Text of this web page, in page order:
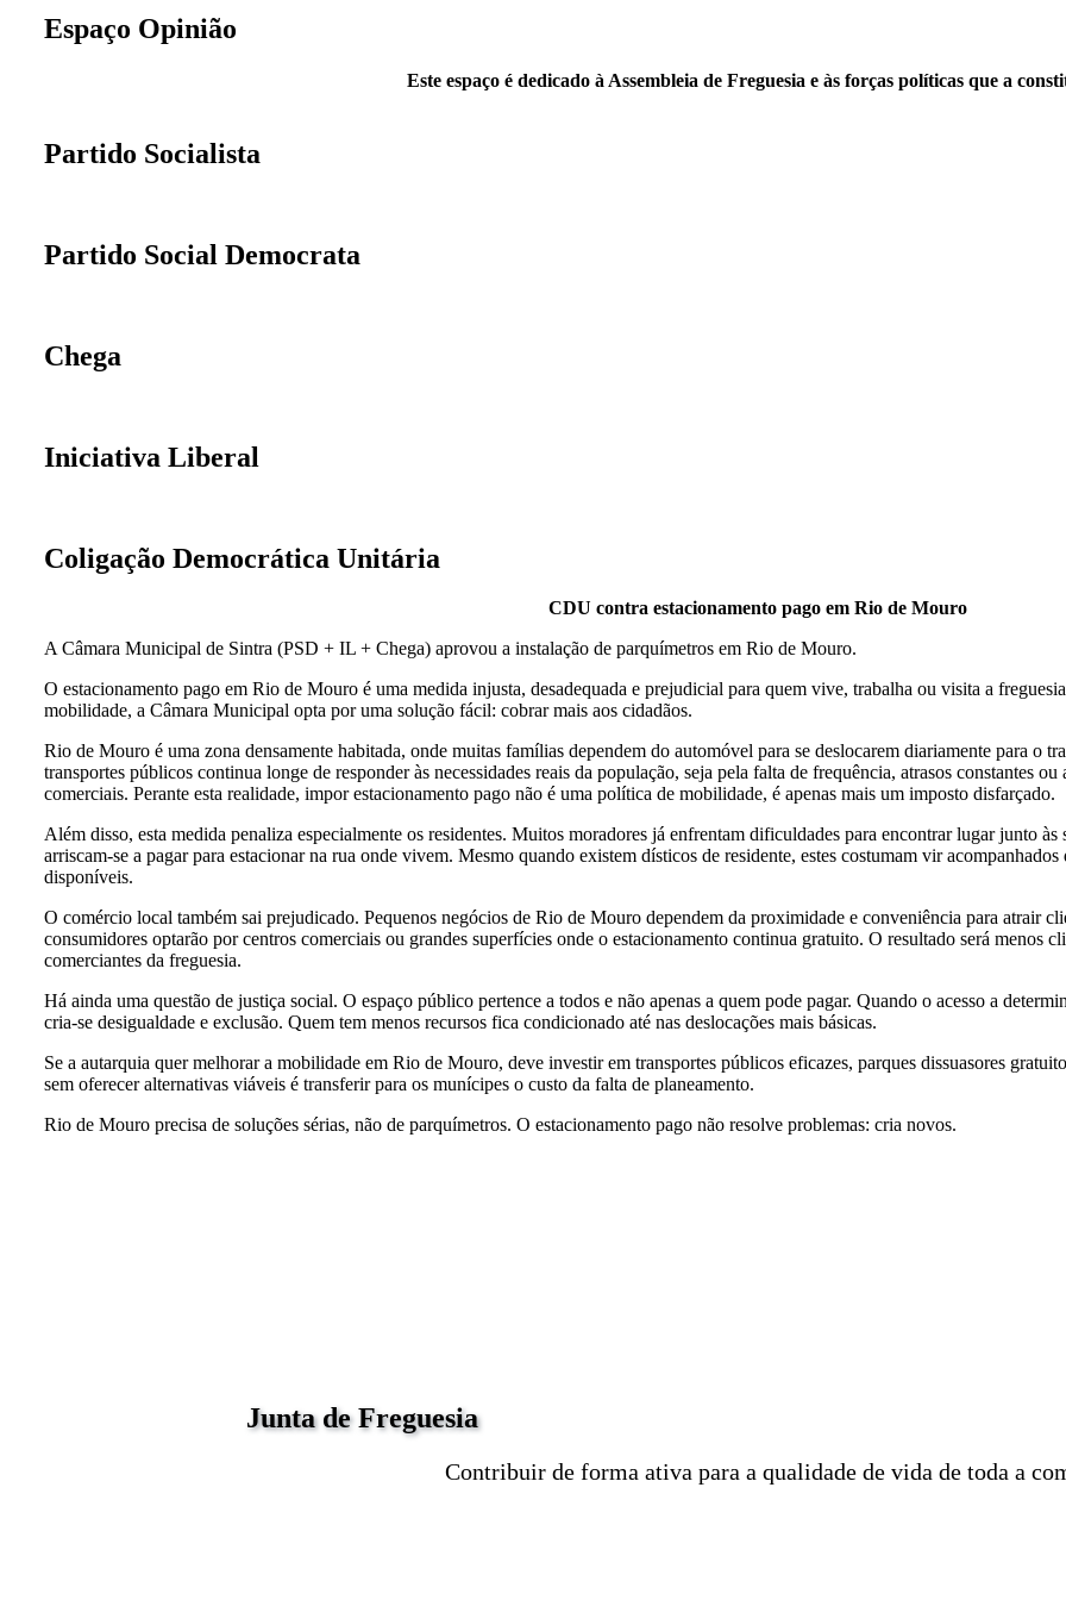
Espaço Opinião
Este espaço é dedicado à Assembleia de Freguesia e às forças políticas que a
Partido Socialista
Partido Social Democrata
Chega
Iniciativa Liberal
Coligação Democrática Unitária
CDU contra estacionamento pago em Rio de Mouro
A Câmara Municipal de Sintra (PSD + IL + Chega) aprovou a instalação de parquímetros em Rio de Mouro.
O estacionamento pago em Rio de Mouro é uma medida injusta, desadequada e prejudicial para quem vive, trabalha ou visita a
mobilidade, a Câmara Municipal opta por uma solução fácil: cobrar mais aos cidadãos.
Rio de Mouro é uma zona densamente habitada, onde muitas famílias dependem do automóvel para se deslocarem diariamente para o
transportes públicos continua longe de responder às necessidades reais da população, seja pela falta de frequência, atrasos constantes
comerciais. Perante esta realidade, impor estacionamento pago não é uma política de mobilidade, é apenas mais um imposto disfarçado.
Além disso, esta medida penaliza especialmente os residentes. Muitos moradores já enfrentam dificuldades para encontrar lugar junto às
arriscam-se a pagar para estacionar na rua onde vivem. Mesmo quando existem dísticos de residente, estes costumam vir
disponíveis.
O comércio local também sai prejudicado. Pequenos negócios de Rio de Mouro dependem da proximidade e conveniência para atrair
consumidores optarão por centros comerciais ou grandes superfícies onde o estacionamento continua gratuito. O resultado será menos
comerciantes da freguesia.
Há ainda uma questão de justiça social. O espaço público pertence a todos e não apenas a quem pode pagar. Quando o acesso a
cria-se desigualdade e exclusão. Quem tem menos recursos fica condicionado até nas deslocações mais básicas.
Se a autarquia quer melhorar a mobilidade em Rio de Mouro, deve investir em transportes públicos eficazes, parques dissuasores
sem oferecer alternativas viáveis é transferir para os munícipes o custo da falta de planeamento.
Rio de Mouro precisa de soluções sérias, não de parquímetros. O estacionamento pago não resolve problemas: cria novos.
Junta de Freguesia
Contribuir de forma ativa para a qualidade de vida de toda a